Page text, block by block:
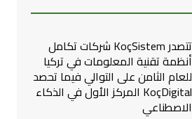
تتصدر KoçSistem شركات تكامل
أنظمة تقنية المعلومات في تركيا
للعام الثامن على التوالي فيما تحصد
KoçDigital المركز الأول في الذكاء
الاصطناعي